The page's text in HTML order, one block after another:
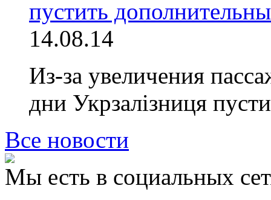
пустить
14.08.14
Из-за увеличения
дни Укрзалiзниця
Все новости
Мы есть в социальных